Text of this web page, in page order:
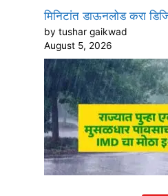
मिनिटांत डाऊनलोड करा
by tushar gaikwad
August 5, 2026